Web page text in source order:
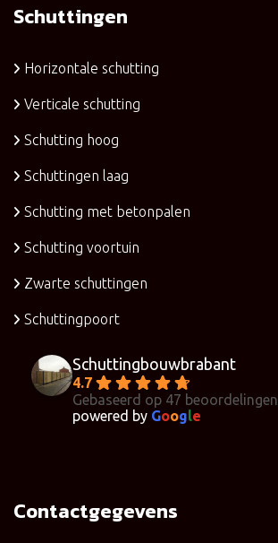
Schuttingen
Horizontale schutting
Verticale schutting
Schutting hoog
Schuttingen laag
Schutting met betonpalen
Schutting voortuin
Zwarte schuttingen
Schuttingpoort
Schuttingbouwbrabant
4.7
Gebaseerd op 47 beoordelingen
powered by Google
Contactgegevens